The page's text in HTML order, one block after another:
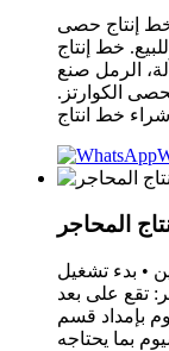
خط إنتاج مصنع ستون ستون -2-27 خط إنتاج حصى
خط إنتاج
الرمال صنع آلة، الرمل صنع
الكوارتز.
شراء خط انتاج
المحاجر
33.5 % نيتروجين • بدء تشغيل
العام 1995م المحاجر: تقع على بعد
بإمداد قسم
بما يحتاجه